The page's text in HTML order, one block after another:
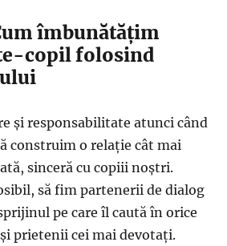
îmbunătățim
copil folosind
și responsabilitate atunci când
construim o relație cât mai
sinceră cu copiii noștri.
să fim partenerii de dialog
pe care îl caută în orice
prietenii cei mai devotați.